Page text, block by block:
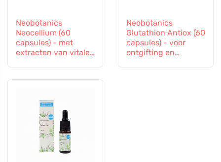
Neobotanics
Neocellium (60
capsules) - met
extracten van vitale
Neobotanics
Glutathion Antiox (60
capsules) - voor
ontgifting en